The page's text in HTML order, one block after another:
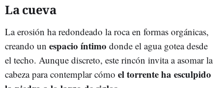
La cueva
La erosión ha redondeado la roca en formas orgánicas,
creando un espacio íntimo donde el agua gotea desde
el techo. Aunque discreto, este rincón invita a asomar la
cabeza para contemplar cómo el torrente ha esculpido